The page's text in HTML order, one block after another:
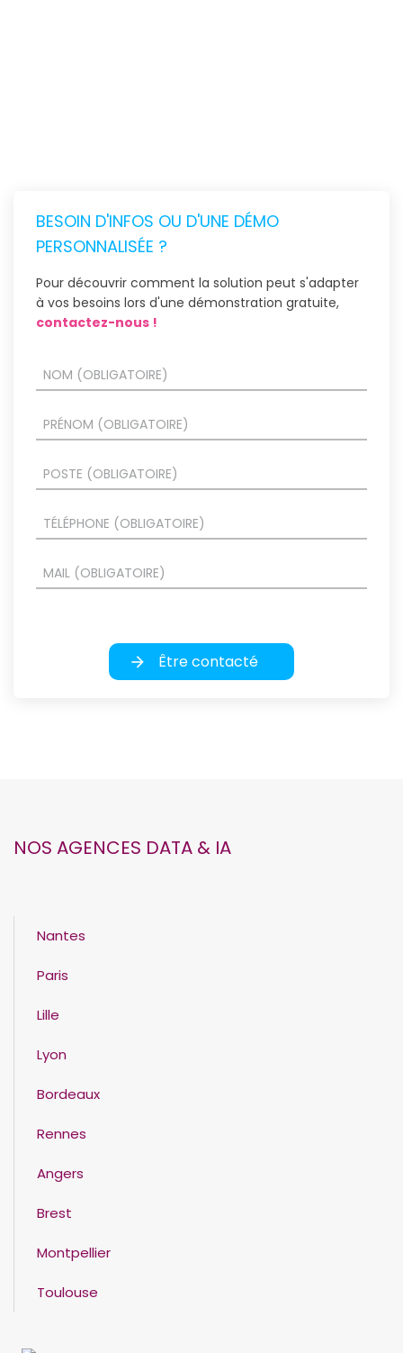
BESOIN D'INFOS OU D'UNE DÉMO
PERSONNALISÉE ?
Pour découvrir comment la solution peut s'adapter
à vos besoins lors d'une démonstration gratuite,
contactez-nous !
Être contacté
NOS AGENCES DATA & IA
Nantes
Paris
Lille
Lyon
Bordeaux
Rennes
Angers
Brest
Montpellier
Toulouse